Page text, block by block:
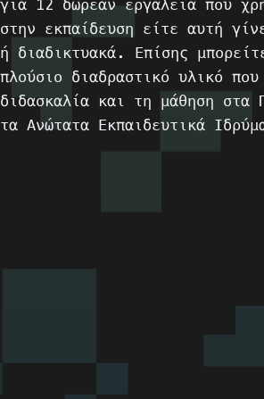
για 12 δωρεάν εργαλεία που
στην εκπαίδευση είτε αυτή
ή διαδικτυακά. Επίσης
πλούσιο διαδραστικό υλικό
διδασκαλία και τη μάθηση στα
τα Ανώτατα Εκπαιδευτικά